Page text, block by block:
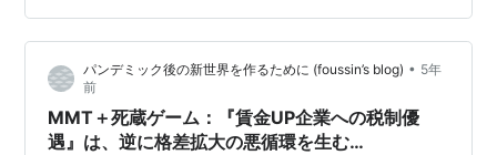
パンデミック後の新世界を作るために (foussin’s blog) • 5年
前
MMT＋死蔵ゲーム：『賃金UP企業への税制優
遇』は、逆に格差拡大の悪循環を生む…